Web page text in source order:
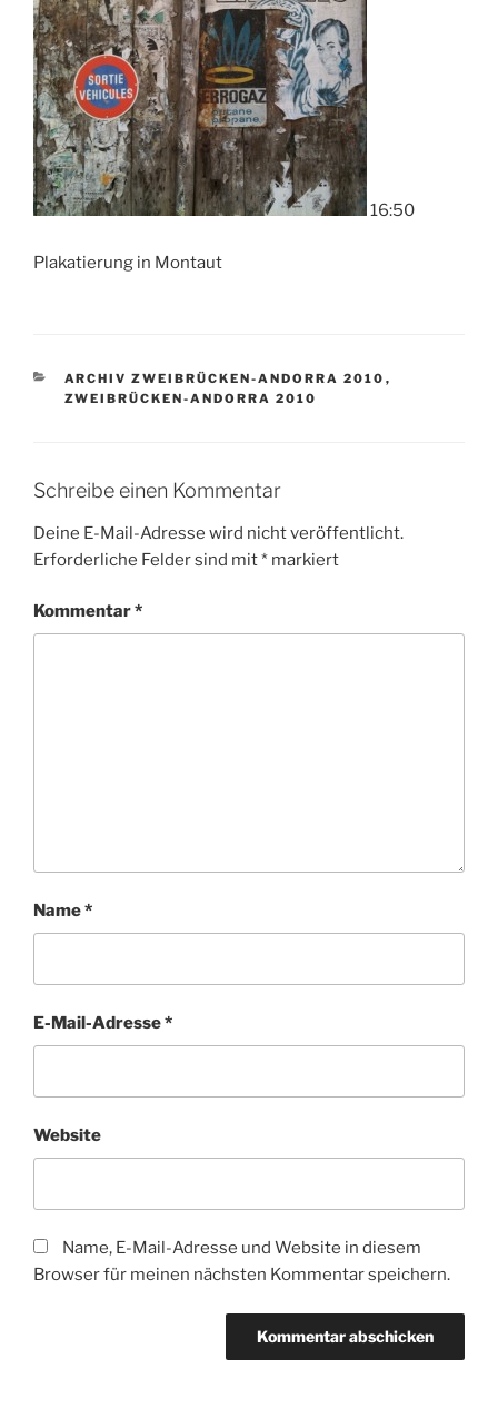
16:50
Plakatierung in Montaut
KATEGORIEN
ARCHIV ZWEIBRÜCKEN-ANDORRA 2010 ,
ZWEIBRÜCKEN-ANDORRA 2010
Schreibe einen Kommentar
Deine E-Mail-Adresse wird nicht veröffentlicht.
Erforderliche Felder sind mit* markiert
Kommentar*
Name*
E-Mail-Adresse*
Website
Name, E-Mail-Adresse und Website in diesem
Browser für meinen nächsten Kommentar speichern.